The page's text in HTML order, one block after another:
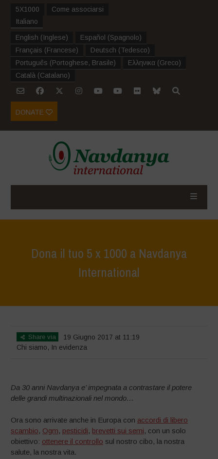
5X1000
Come associarsi
Italiano
English (Inglese) Español (Spagnolo)
Français (Francese) Deutsch (Tedesco)
Português (Portoghese, Brasile) Ελληνικα (Greco)
Català (Catalano)
DONATE
Dona il tuo 5 x 1000 a Navdanya
International
Share via
19 Giugno 2017 at 11:19
Chi siamo, In evidenza
Da 30 anni Navdanya e’ impegnata a contrastare il potere
delle grandi multinazionali nel mondo…
Ora sono arrivate anche in Europa con accordi di libero
scambio, Ogm, pesticidi, brevetti sui semi, con un solo
obiettivo: ottenere il controllo sul nostro cibo, la nostra
salute, la nostra vita.